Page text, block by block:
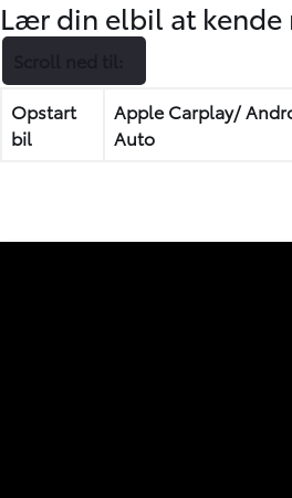
Lær din elbil at kende
Opstart
bil
Apple Carplay/
Auto